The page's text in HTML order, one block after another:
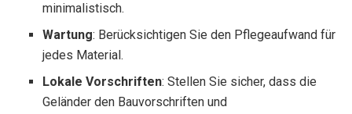
minimalistisch.
Wartung: Berücksichtigen Sie den Pflegeaufwand für
jedes Material.
Lokale Vorschriften: Stellen Sie sicher, dass die
Geländer den Bauvorschriften und